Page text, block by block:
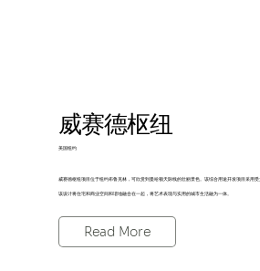
威赛德枢纽
美国纽约
威赛德枢纽项目位于纽约布鲁克林，可欣赏到曼哈顿天际线的壮丽景色。该综合用途开发项目采用受
该设计将住宅和商业空间和谐地融合在一起，将艺术表现与实用的城市生活融为一体。
Read More